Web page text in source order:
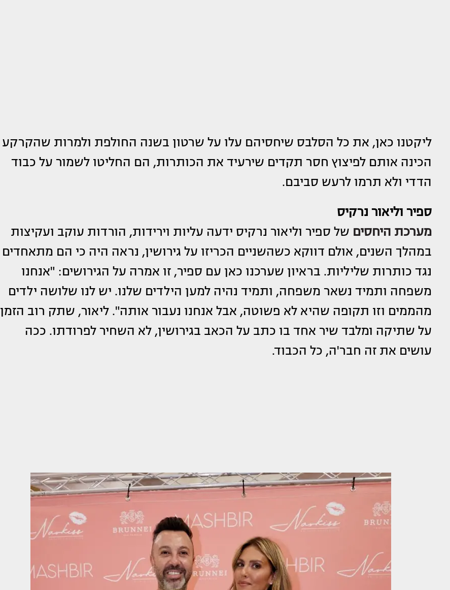
ליקטנו כאן, את כל הסלבס שיחסיהם עלו על שרטון בשנה החולפת ולמרות שהקרקע
הכינה אותם לפיצוץ חסר תקדים שירעיד את הכותרות, הם החליטו לשמור על כבוד
הדדי ולא תרמו לרעש סביבם.
ספיר וליאור נרקיס
מערכת היחסים של ספיר וליאור נרקיס ידעה עליות וירידות, הורדות עוקב ועקיצות
במהלך השנים, אולם דווקא כשהשניים הכריזו על גירושין, נראה היה כי הם מתאחדים
נגד כותרות שליליות. בראיון שערכנו כאן עם ספיר, זו אמרה על הגירושים: "אנחנו
משפחה ותמיד נשאר משפחה, ותמיד נהיה למען הילדים שלנו. יש לנו שלושה ילדים
מהממים וזו תקופה שהיא לא פשוטה, אבל אנחנו נעבור אותה". ליאור, שתק רוב הזמן
על שתיקה ומלבד שיר אחד בו כתב על הכאב בגירושין, לא השחיר לפרודתו. ככה
עושים את זה חבר'ה, כל הכבוד.